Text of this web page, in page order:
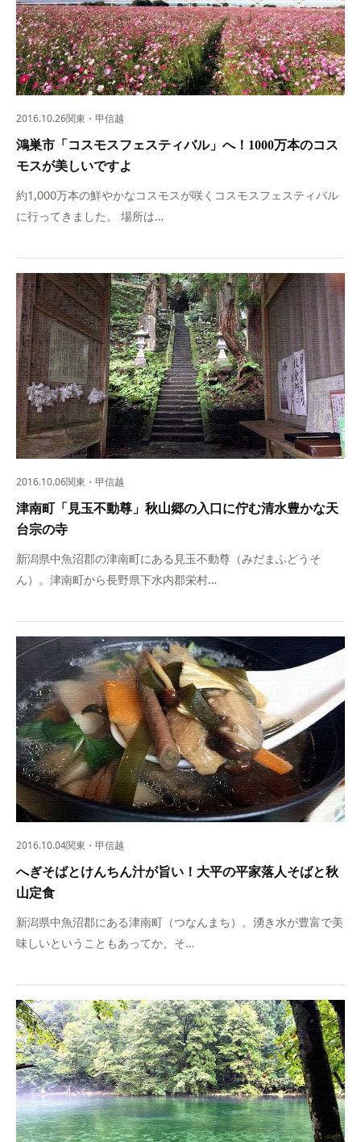
2016.10.26関東・甲信越
鴻巣市「コスモスフェスティバル」へ！1000万本のコス
モスが美しいですよ
約1,000万本の鮮やかなコスモスが咲くコスモスフェスティバル
に行ってきました。 場所は…
2016.10.06関東・甲信越
津南町「見玉不動尊」秋山郷の入口に佇む清水豊かな天
台宗の寺
新潟県中魚沼郡の津南町にある見玉不動尊（みだまふどうそ
ん）。津南町から長野県下水内郡栄村…
2016.10.04関東・甲信越
へぎそばとけんちん汁が旨い！大平の平家落人そばと秋
山定食
新潟県中魚沼郡にある津南町（つなんまち）。湧き水が豊富で美
味しいということもあってか、そ…